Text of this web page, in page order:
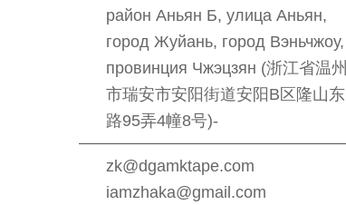
район Аньян Б, улица Аньян,
город Жуйань, город Вэньчжоу,
провинция Чжэцзян (浙江省温州
市瑞安市安阳街道安阳B区隆山东
路95弄4幢8号)-
zk@dgamktape.com
iamzhaka@gmail.com